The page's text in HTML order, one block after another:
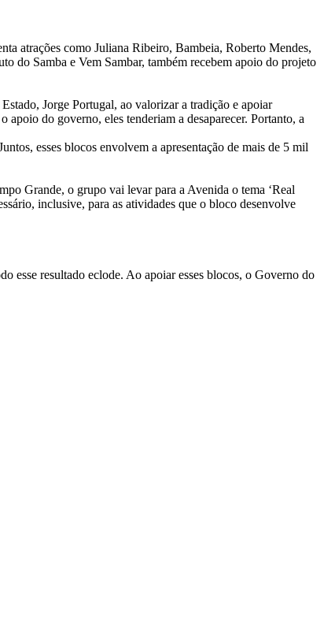
atrações como Juliana Ribeiro, Bambeia, Roberto Mendes,
do Samba e Vem Sambar, também recebem apoio do projeto
Jorge Portugal, ao valorizar a tradição e apoiar
apoio do governo, eles tenderiam a desaparecer. Portanto, a
esses blocos envolvem a apresentação de mais de 5 mil
Grande, o grupo vai levar para a Avenida o tema ‘Real
inclusive, para as atividades que o bloco desenvolve
esse resultado eclode. Ao apoiar esses blocos, o Governo do